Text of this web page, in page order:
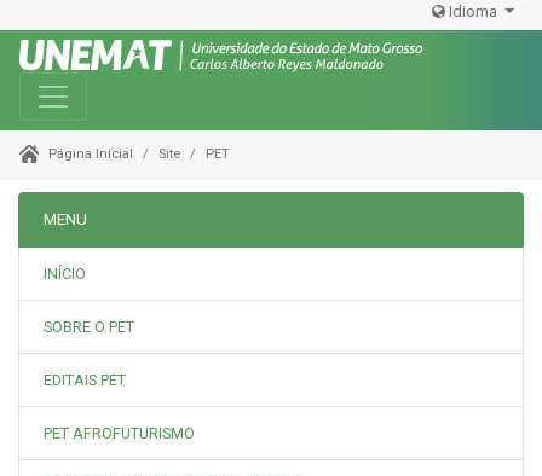
Idioma
Toggle navigation
Página Inicial Site PET
MENU
INÍCIO
SOBRE O PET
EDITAIS PET
PET AFROFUTURISMO